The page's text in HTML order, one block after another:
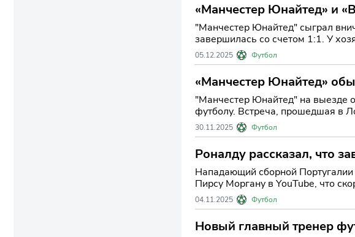
«Манчестер Юнайтед» и
"Манчестер Юнайтед" сыграл
завершилась со счетом 1:1. У
05.12.2025 Футбол
«Манчестер Юнайтед»
"Манчестер Юнайтед" на выезде
футболу. Встреча, прошедшая в
30.11.2025 Футбол
Роналду рассказал, что
Нападающий сборной
Пирсу Моргану в YouTube, что
04.11.2025 Футбол
Новый главный тренер